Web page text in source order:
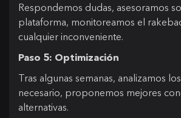
Respondemos dudas, asesoramos
plataforma, monitoreamos el
cualquier inconveniente.
Paso 5: Optimización
Tras algunas semanas, analizamos
necesario, proponemos mejores
alternativas.